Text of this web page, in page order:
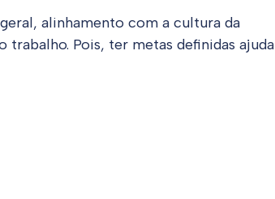
alinhamento com a cultura da
trabalho. Pois, ter metas definidas ajuda